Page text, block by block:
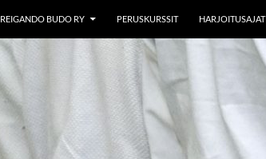
REIGANDO BUDO RY PERUSKURSSIT HARJOITUSAJAT